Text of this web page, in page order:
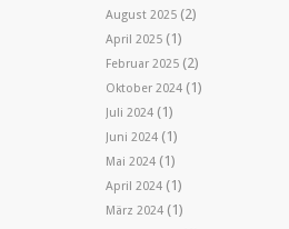
August 2025 (2)
April 2025 (1)
Februar 2025 (2)
Oktober 2024 (1)
Juli 2024 (1)
Juni 2024 (1)
Mai 2024 (1)
April 2024 (1)
März 2024 (1)